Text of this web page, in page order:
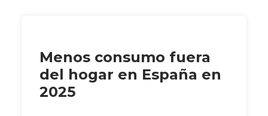
Menos consumo fuera
del hogar en España en
2025